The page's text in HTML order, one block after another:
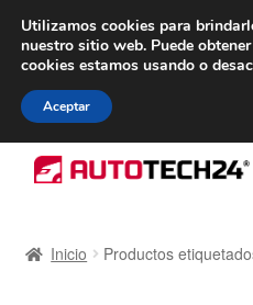
ENTREGA
De lunes a viernes
navegación
al
Inicio Productos
Utilizamos cookies para
nuestro sitio web. Puede
cookies estamos usando o
Aceptar